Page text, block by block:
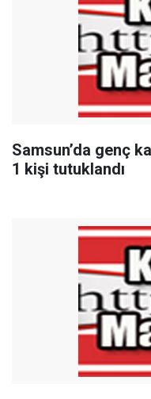
Samsun’da genç
1 kişi tutuklandı